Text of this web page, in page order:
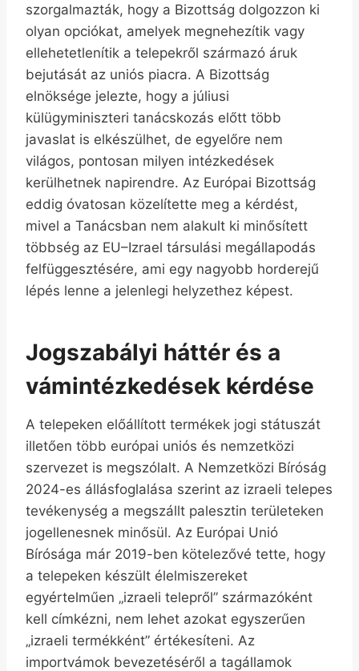
szorgalmazták, hogy a Bizottság dolgozzon ki
olyan opciókat, amelyek megnehezítik vagy
ellehetetlenítik a telepekről származó áruk
bejutását az uniós piacra. A Bizottság
elnöksége jelezte, hogy a júliusi
külügyminiszteri tanácskozás előtt több
javaslat is elkészülhet, de egyelőre nem
világos, pontosan milyen intézkedések
kerülhetnek napirendre. Az Európai Bizottság
eddig óvatosan közelítette meg a kérdést,
mivel a Tanácsban nem alakult ki minősített
többség az EU–Izrael társulási megállapodás
felfüggesztésére, ami egy nagyobb horderejű
lépés lenne a jelenlegi helyzethez képest.
Jogszabályi háttér és a
vámintézkedések kérdése
A telepeken előállított termékek jogi státuszát
illetően több európai uniós és nemzetközi
szervezet is megszólalt. A Nemzetközi Bíróság
2024-es állásfoglalása szerint az izraeli telepes
tevékenység a megszállt palesztin területeken
jogellenesnek minősül. Az Európai Unió
Bírósága már 2019-ben kötelezővé tette, hogy
a telepeken készült élelmiszereket
egyértelműen „izraeli telepről” származóként
kell címkézni, nem lehet azokat egyszerűen
„izraeli termékként” értékesíteni. Az
importvámok bevezetéséről a tagállamok